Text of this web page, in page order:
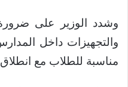
وشدد الوزير على ضرورة
والتجهيزات داخل
مناسبة للطلاب مع